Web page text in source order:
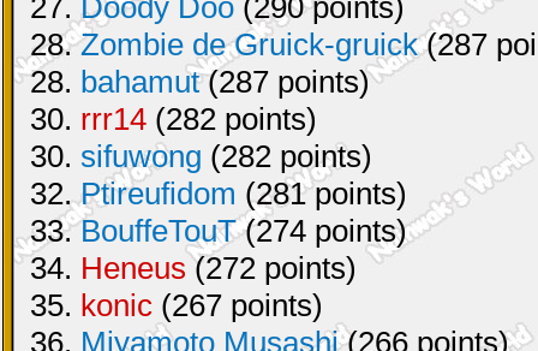
27. Doody Doo (290 points)
28.Zombie de Gruick-gruick(287
28. bahamut(287 points)
30. rrr14 (282 points)
30. sifuwong (282 points)
32.Ptireufidom (281 points)
33.BouffeTouT(274 points)
34. Heneus(272 points)
35. konic (267 points)
36. Miyamoto Musashi(266 points)